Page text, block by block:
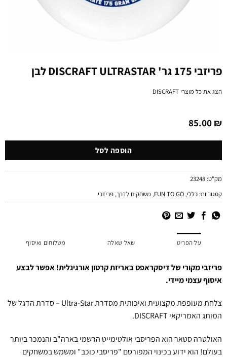
פריזבי 175 גר' DISCRAFT ULTRASTAR לבן
הצג את כל מוצריDISCRAFT
85.00₪
הוספה לסל
מק"ט:23248
קטגוריות:כללי,
FUN TO GO
,משחקים לדרך,פריזבי
על הפריט שאל שאלה משלוחים ואיסוף
פריזבי מקורי של דיסקראפט באריזת קרטון אורגינלית! אפשר לבצע
איסוף עצמי מיידי.
צלחת מעופפת מקצועית ואיכותית מסדרת Ultra-Star – סדרת הדגל של
המותג האמריקאי DISCRAFT.
האולטרה סטאר הוא הפריסבי אולטימייט הרשמי בארה"ב והנמכר ביותר
בעולם! הוא ידוע בכינוי המפורסם "פריסבי כוכב" ומשמש במשחקים